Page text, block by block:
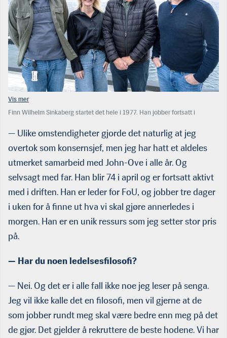
Finn Wilhelm Sinkaberg startet det hele i 1977. Han jobber fortsatt i
og yngstesønnen Svein-Gustav til høyre. Her er det snakk om en virkelig
— Ulike omstendigheter gjorde det naturlig at jeg
overtok som konsernsjef, men jeg har hatt et aldeles
utmerket samarbeid med John-Ove i alle år. Og
selvsagt med far. Han blir 74 i april og er fortsatt aktivt
med i driften. Han er leder for FoU, og jobber tre dager
i uken for å finne ut hva vi skal gjøre annerledes i
morgen. Han er en unik ressurs som jeg setter stor pris
på.
— Har du noen ledelsesfilosofi?
— Nei. Og det er i alle fall ikke noe jeg leser på senga.
Jeg vil ikke kalle det en filosofi, men vil gjerne at de
som jobber rundt meg skal være bedre enn meg på det
de gjør. Det gjelder å rekruttere de beste hodene. Vi har